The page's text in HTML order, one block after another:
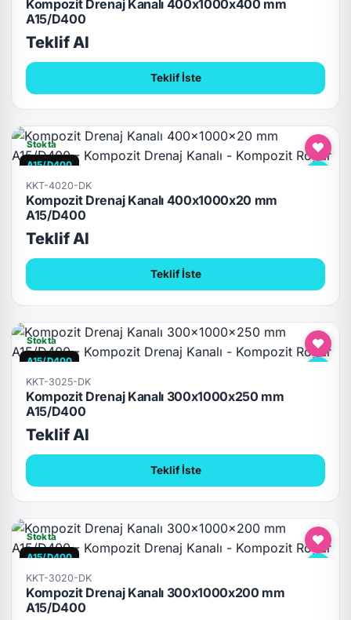
Kompozit Drenaj Kanalı 400x1000x400 mm
A15/D400
Teklif Al
Teklif İste
Stokta
A15/D400
KKT-4020-DK
Kompozit Drenaj Kanalı 400x1000x20 mm
A15/D400
Teklif Al
Teklif İste
Stokta
A15/D400
KKT-3025-DK
Kompozit Drenaj Kanalı 300x1000x250 mm
A15/D400
Teklif Al
Teklif İste
Stokta
A15/D400
KKT-3020-DK
Kompozit Drenaj Kanalı 300x1000x200 mm
A15/D400